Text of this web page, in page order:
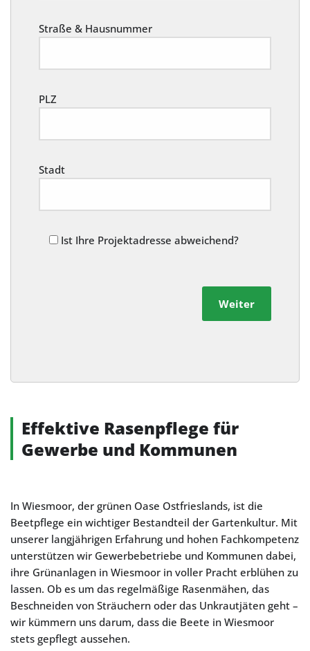
Straße & Hausnummer
PLZ
Stadt
Ist Ihre Projektadresse abweichend?
Weiter
Alternative:
Effektive Rasenpflege für
Gewerbe und Kommunen
In Wiesmoor, der grünen Oase Ostfrieslands, ist die
Beetpflege ein wichtiger Bestandteil der Gartenkultur. Mit
unserer langjährigen Erfahrung und hohen Fachkompetenz
unterstützen wir Gewerbebetriebe und Kommunen dabei,
ihre Grünanlagen in Wiesmoor in voller Pracht erblühen zu
lassen. Ob es um das regelmäßige Rasenmähen, das
Beschneiden von Sträuchern oder das Unkrautjäten geht –
wir kümmern uns darum, dass die Beete in Wiesmoor
stets gepflegt aussehen.